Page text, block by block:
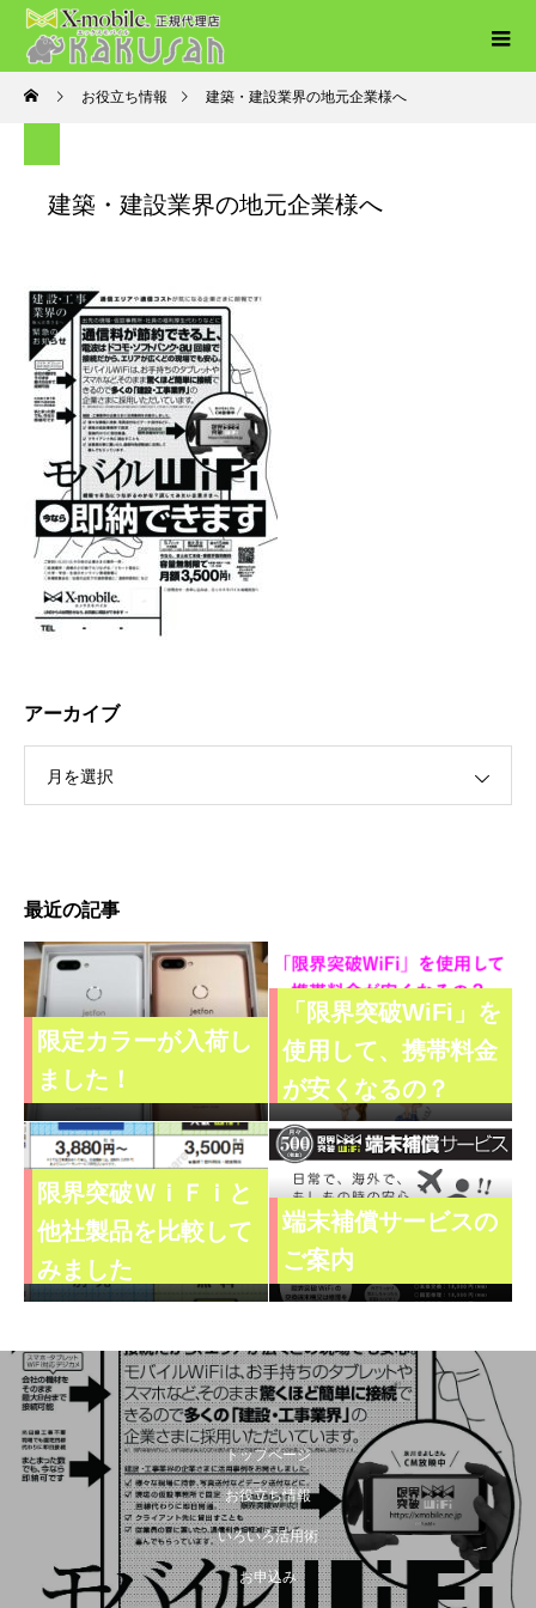
お役立ち情報 建築・建設業界の地元企業様へ
建築・建設業界の地元企業様へ
アーカイブ
月を選択
最近の記事
限定カラーが入荷し
ました！
「限界突破WiFi」を
使用して、携帯料金
が安くなるの？
限界突破ＷｉＦｉと
他社製品を比較して
みました
端末補償サービスの
ご案内
トップページ
お役立ち情報
いろいろ活用術
お申込み